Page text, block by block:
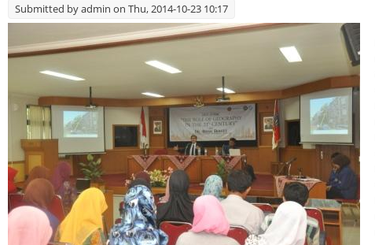
Submitted byadmin on Thu, 2014-10-23 10:17